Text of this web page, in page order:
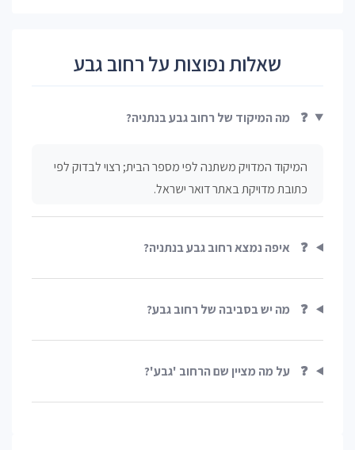
שאלות נפוצות על רחוב גבע
❓ מה המיקוד של רחוב גבע בנתניה?
המיקוד המדויק משתנה לפי מספר הבית; רצוי לבדוק לפי
כתובת מדויקת באתר דואר ישראל.
❓ איפה נמצא רחוב גבע בנתניה?
❓ מה יש בסביבה של רחוב גבע?
❓ על מה מציין שם הרחוב 'גבע'?